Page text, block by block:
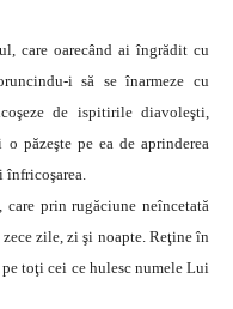
care oarecând ai îngrădit cu
i să se înarmeze cu
de ispitirile diavoleşti,
păzeşte pe ea de aprinderea
înfricoşarea.
prin rugăciune neîncetată
zile, zi şi noapte. Reţine în
toţi cei ce hulesc numele Lui